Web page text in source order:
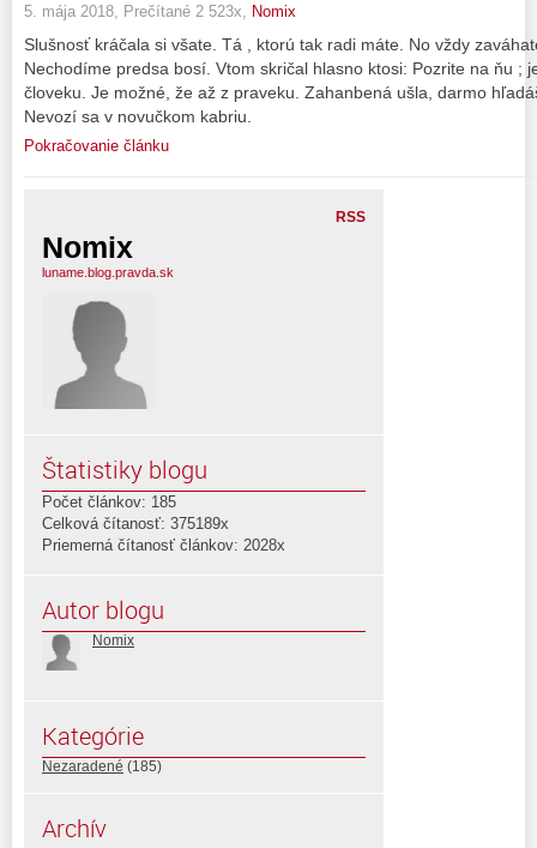
5. mája 2018, Prečítané 2 523x, Nomix
Slušnosť kráčala si všate. Tá , ktorú tak radi máte. No vždy
Nechodíme predsa bosí. Vtom skričal hlasno ktosi: Pozrite na ňu ;
človeku. Je možné, že až z praveku. Zahanbená ušla, darmo
Nevozí sa v novučkom kabriu.
Pokračovanie článku
RSS
Nomix
luname.blog.pravda.sk
Štatistiky blogu
Počet článkov: 185
Celková čítanosť: 375189x
Priemerná čítanosť článkov: 2028x
Autor blogu
Nomix
Kategórie
Nezaradené (185)
Archív